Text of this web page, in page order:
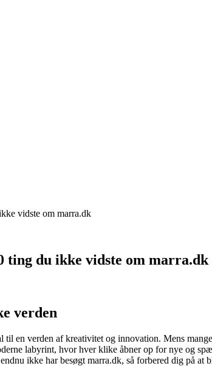
vidste om marra.dk
ting du ikke vidste om marra.dk
verden
til en verden af kreativitet og innovation. Mens
labyrint, hvor hver klike åbner op for nye og
ikke har besøgt marra.dk, så forbered dig på at